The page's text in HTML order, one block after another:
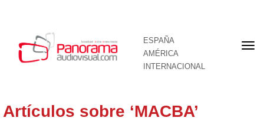
ESPAÑA
AMÉRICA
INTERNACIONAL
Artículos sobre ‘MACBA’